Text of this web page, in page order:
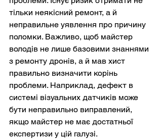
тільки неякісний ремонт, а й
неправильне уявлення про причину
поломки. Важливо, щоб майстер
володів не лише базовими знаннями
з ремонту дронів, а й мав хист
правильно визначити корінь
проблеми. Наприклад, дефект в
системі візуальних датчиків може
бути неправильно виправлений,
якщо майстер не має достатньої
експертизи у цій галузі.